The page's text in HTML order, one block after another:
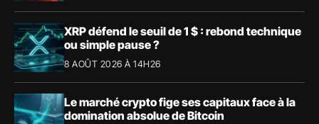
XRP défend le seuil de 1 $ : rebond technique
ou simple pause ?
8 AOÛT 2026 À 14H26
Le marché crypto fige ses capitaux face à la
domination absolue de Bitcoin